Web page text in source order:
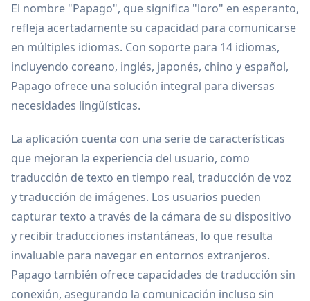
El nombre "Papago", que significa "loro" en esperanto,
refleja acertadamente su capacidad para comunicarse
en múltiples idiomas. Con soporte para 14 idiomas,
incluyendo coreano, inglés, japonés, chino y español,
Papago ofrece una solución integral para diversas
necesidades lingüísticas.
La aplicación cuenta con una serie de características
que mejoran la experiencia del usuario, como
traducción de texto en tiempo real, traducción de voz
y traducción de imágenes. Los usuarios pueden
capturar texto a través de la cámara de su dispositivo
y recibir traducciones instantáneas, lo que resulta
invaluable para navegar en entornos extranjeros.
Papago también ofrece capacidades de traducción sin
conexión, asegurando la comunicación incluso sin